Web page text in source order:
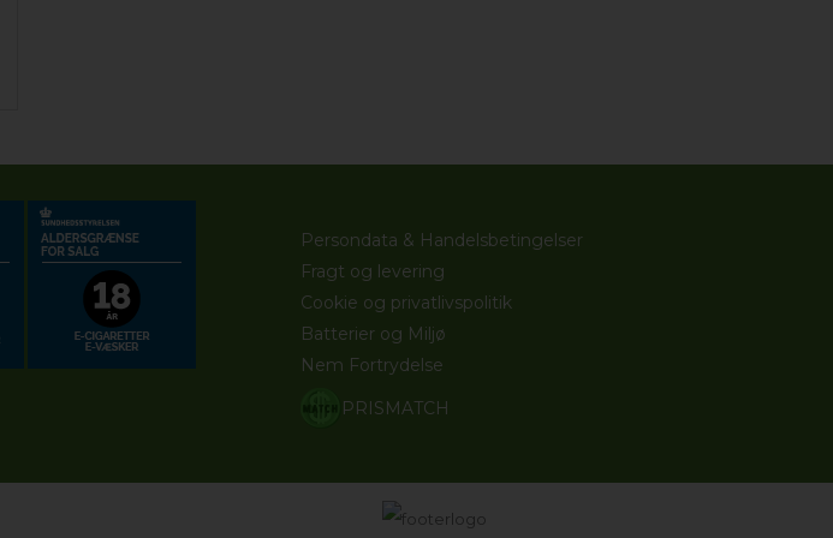
Persondata & Handelsbetingelser
Fragt og levering
Cookie og privatlivspolitik
Batterier og Miljø
Nem Fortrydelse
PRISMATCH